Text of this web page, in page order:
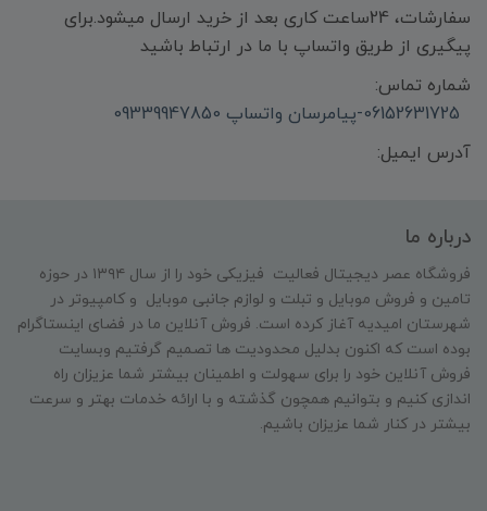
سفارشات، 24ساعت کاری بعد از خرید ارسال میشود.برای
پیگیری از طریق واتساپ با ما در ارتباط باشید
شماره تماس:
06152631725-پیامرسان واتساپ 09339947850
آدرس ایمیل:
درباره ما
فروشگاه عصر دیجیتال فعالیت فیزیکی خود را از سال ۱۳۹۴ در حوزه
تامین و‌ فروش موبایل و تبلت و لوازم جانبی موبایل و کامپیوتر در
شهرستان امیدیه آغاز کرده است. فروش آنلاین ما در فضای اینستاگرام
بوده است که اکنون بدلیل محدودیت ها تصمیم گرفتیم وبسایت
فروش آنلاین خود را برای سهولت و اطمینان بیشتر شما عزیزان راه
اندازی کنیم و بتوانیم همچون گذشته و با ارائه خدمات بهتر و سرعت
بیشتر در کنار شما عزیزان باشیم.